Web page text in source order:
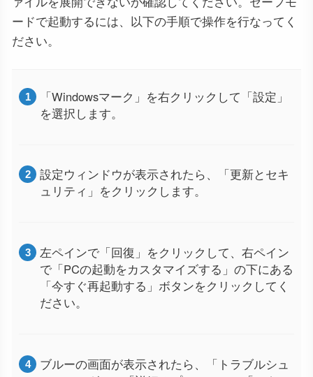
ードで起動するには、以下の手順で操作を行なってく
ださい。
「Windowsマーク」を右クリックして「設定」
を選択します。
設定ウィンドウが表示されたら、「更新とセキ
ュリティ」をクリックします。
左ペインで「回復」をクリックして、右ペイン
で「PCの起動をカスタマイズする」の下にある
「今すぐ再起動する」ボタンをクリックしてく
ださい。
ブルーの画面が表示されたら、「トラブルシュ